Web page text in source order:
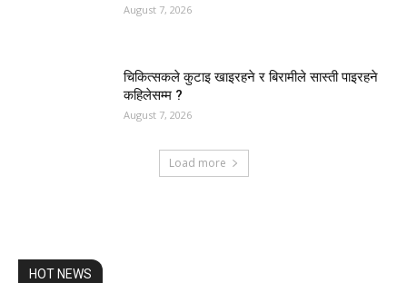
August 7, 2026
चिकित्सकले कुटाइ खाइरहने र बिरामीले सास्ती पाइरहने
कहिलेसम्म ?
August 7, 2026
Load more
HOT NEWS